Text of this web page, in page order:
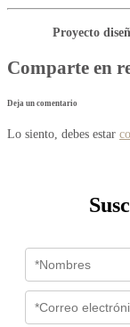
Proyecto
Comparte en
Deja un comentario
Lo siento, debes estar